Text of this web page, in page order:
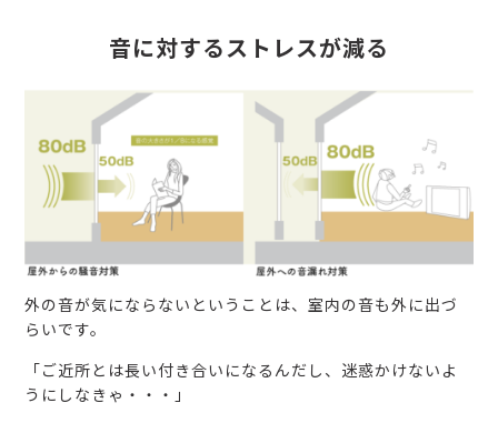
音に対するストレスが減る
外の音が気にならないということは、室内の音も外に出づ
らいです。
「ご近所とは長い付き合いになるんだし、迷惑かけないよ
うにしなきゃ・・・」